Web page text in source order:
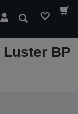
Hledat
Luster BP